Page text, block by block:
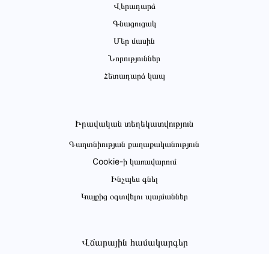
Վերադարձ
Գնացուցակ
Մեր մասին
Նորություններ
Հետադարձ կապ
Իրավական տեղեկատվություն
Գաղտնիության քաղաքականություն
Cookie-ի կառավարում
Ինչպես գնել
Կայքից օգտվելու պայմաններ
Վճարային համակարգեր